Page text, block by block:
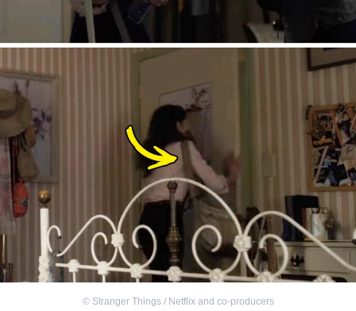
© Stranger Things / Netflix and co-producers